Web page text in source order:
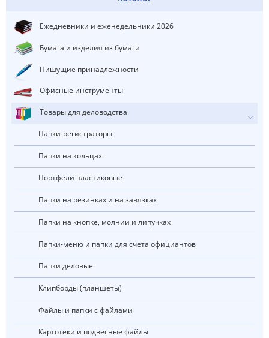
Ежедневники и еженедельники 2026
Бумага и изделия из бумаги
Пишущие принадлежности
Офисные инструменты
Товары для деловодства
Папки-регистраторы
Папки на кольцах
Портфели пластиковые
Папки на резинках и на завязках
Папки на кнопке, молнии и липучках
Папки-меню и папки для счета официантов
Папки деловые
Клипборды (планшеты)
Файлы и папки с файлами
Картотеки и подвесные файлы